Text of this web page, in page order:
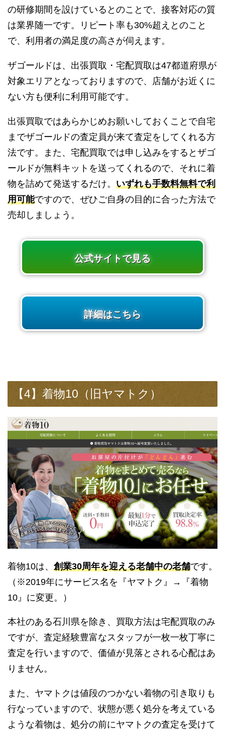
の研修期間を設けているとのことで、接客対応の質
は業界随一です。リピート率も30%超えとのこと
で、利用者の満足度の高さが伺えます。
ザゴールドは、出張買取・宅配買取は47都道府県が
対象エリアとなっておりますので、店舗がお近くに
ない方も便利に利用可能です。
出張買取ではあらかじめお願いしておくことで自宅
までザゴールドの査定員が来て査定をしてくれる方
法です。また、宅配買取では申し込みをするとザゴ
ールドが無料キットを送ってくれるので、それに着
物を詰めて発送するだけ。 いずれも手数料無料で利
用可能ですので、ぜひご自身の目的に合った方法で
売却しましょう。
公式サイトで見る
詳細はこちら
【4】着物10（旧ヤマトク）
着物10は、 創業30周年を迎える老舗中の老舗です。
（※2019年にサービス名を『ヤマトク』→『着物
10』に変更。）
本社のある石川県を除き、買取方法は宅配買取のみ
ですが、査定経験豊富なスタッフが一枚一枚丁寧に
査定を行いますので、価値が見落とされる心配はあ
りません。
また、ヤマトクは値段のつかない着物の引き取りも
行なっていますので、状態が悪く処分を考えている
ような着物は、処分の前にヤマトクの査定を受けて